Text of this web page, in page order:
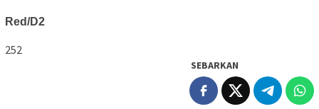
Red/D2
252
SEBARKAN